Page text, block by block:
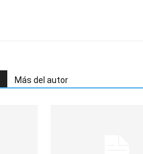
Más del autor